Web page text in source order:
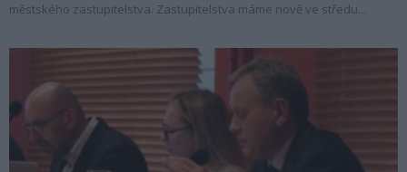
městského zastupitelstva. Zastupitelstva máme nově ve středu...